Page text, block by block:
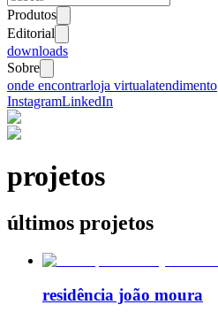
Produtos
Editorial
downloads
Sobre
onde encontrarloja virtualatendimento
InstagramLinkedIn
projetos
últimos projetos
residência joão moura